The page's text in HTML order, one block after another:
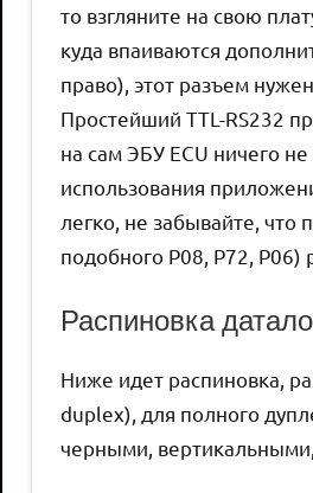
то взгляните на свою
куда впаиваются
право), этот разъем
Простейший TTL-RS232
на сам ЭБУ ECU ничего
использования
легко, не забывайте,
подобного P08, P72, P06)
Распиновка
Ниже идет распиновка,
duplex), для полного
черными,